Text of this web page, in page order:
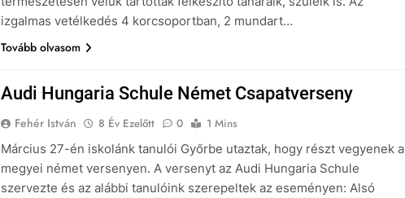
izgalmas vetélkedés 4 korcsoportban, 2 mundart…
Tovább olvasom
Audi Hungaria Schule Német Csapatverseny
Fehér István 8 Év Ezelőtt 0
1 Mins
Március 27-én iskolánk tanulói Győrbe utaztak, hogy részt vegyenek a
megyei német versenyen. A versenyt az Audi Hungaria Schule
szervezte és az alábbi tanulóink szerepeltek az eseményen: Alsó